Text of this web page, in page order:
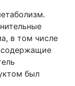
в том числе
содержащие
был